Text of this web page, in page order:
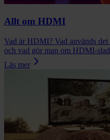
Allt om HDMI
Vad är HDMI? Vad används
och vad gör man om HDMI-
Läs mer